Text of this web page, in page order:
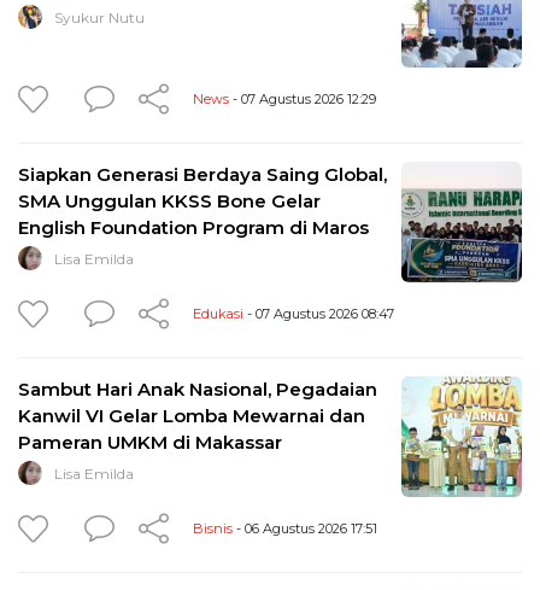
Syukur Nutu
News - 07 Agustus 2026 12:29
Siapkan Generasi Berdaya Saing Global,
SMA Unggulan KKSS Bone Gelar
English Foundation Program di Maros
Lisa Emilda
Edukasi - 07 Agustus 2026 08:47
Sambut Hari Anak Nasional, Pegadaian
Kanwil VI Gelar Lomba Mewarnai dan
Pameran UMKM di Makassar
Lisa Emilda
Bisnis - 06 Agustus 2026 17:51